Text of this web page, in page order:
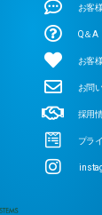
お客
Q＆A
お客
お問
採用
プラ